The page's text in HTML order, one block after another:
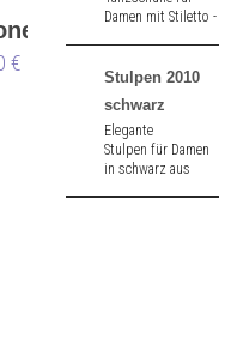
€
Damen mit Stiletto -
Chevreau. Mit
hoher Absatz.
Stulpen 2010
schwarz
Elegante
Stulpen für Damen
in schwarz aus